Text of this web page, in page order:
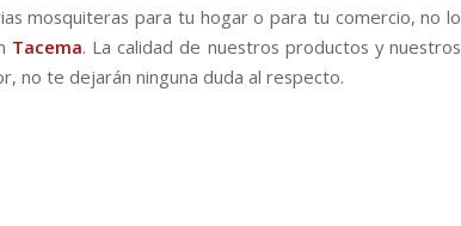
mosquiteras para tu hogar o para tu comercio, no lo
Tacema. La calidad de nuestros productos y nuestros
no te dejarán ninguna duda al respecto.